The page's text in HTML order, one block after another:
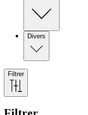
Divers
Filtrer